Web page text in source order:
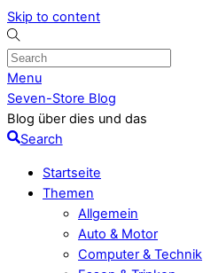
Skip to content
Menu
Seven-Store Blog
Blog über dies und das
Search
Startseite
Themen
Allgemein
Auto & Motor
Computer & Technik